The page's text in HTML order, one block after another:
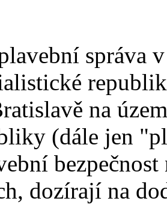
správa
na
(dále jen
bezpečnost
dozírají na